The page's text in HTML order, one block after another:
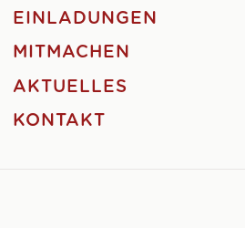
EINLADUNGEN
MITMACHEN
AKTUELLES
KONTAKT